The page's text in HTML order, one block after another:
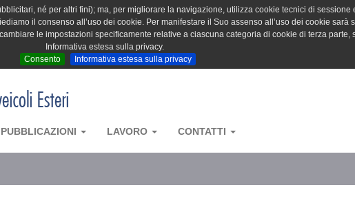
né per altri fini); ma, per migliorare la navigazione, utilizza cookie tecnici di
il consenso all’uso dei cookie. Per manifestare il Suo assenso all’uso dei cookie sarà
le impostazioni specificamente relative a ciascuna categoria di cookie di terza
Informativa estesa sulla privacy.
Consento
Informativa estesa sulla privacy
PUBBLICAZIONI LAVORO CONTATTI